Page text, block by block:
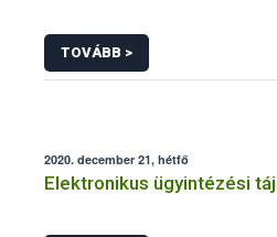
TOVÁBB >
2020. december 21, hétfő
Elektronikus ügyintézési